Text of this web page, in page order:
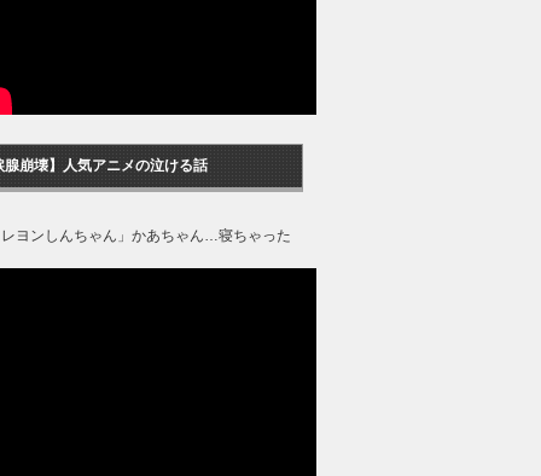
腺崩壊】人気アニメの泣ける話
ヨンしんちゃん」かあちゃん…寝ちゃった